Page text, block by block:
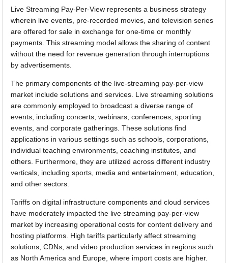
Live Streaming Pay-Per-View represents a business strategy
wherein live events, pre-recorded movies, and television series
are offered for sale in exchange for one-time or monthly
payments. This streaming model allows the sharing of content
without the need for revenue generation through interruptions
by advertisements.
The primary components of the live-streaming pay-per-view
market include solutions and services. Live streaming solutions
are commonly employed to broadcast a diverse range of
events, including concerts, webinars, conferences, sporting
events, and corporate gatherings. These solutions find
applications in various settings such as schools, corporations,
individual teaching environments, coaching institutes, and
others. Furthermore, they are utilized across different industry
verticals, including sports, media and entertainment, education,
and other sectors.
Tariffs on digital infrastructure components and cloud services
have moderately impacted the live streaming pay-per-view
market by increasing operational costs for content delivery and
hosting platforms. High tariffs particularly affect streaming
solutions, CDNs, and video production services in regions such
as North America and Europe, where import costs are higher.